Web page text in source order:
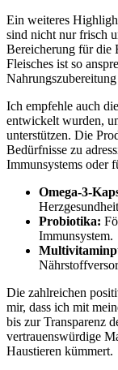
Ein weiteres
sind nicht nur frisch
Bereicherung für die
Fleisches ist so
Ich empfehle auch
entwickelt wurden,
⁣unterstützen. Die
Bedürfnisse zu
Immunsystems oder⁣
Omega-3-
Probiotika:
Immunsystem.
Die zahlreichen
mir, dass ⁢ich mit
bis zur Transparenz
vertrauenswürdige
Haustieren kümmert.